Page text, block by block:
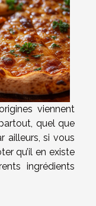
viennent
quel que
ailleurs, si vous
qu’il en existe
ingrédients